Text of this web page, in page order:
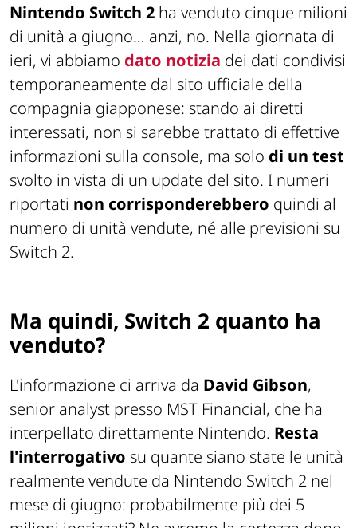
Nintendo Switch 2 ha venduto cinque milioni
di unità a giugno… anzi, no. Nella giornata di
ieri, vi abbiamo dato notizia dei dati condivisi
temporaneamente dal sito ufficiale della
compagnia giapponese: stando ai diretti
interessati, non si sarebbe trattato di effettive
informazioni sulla console, ma solo di un test
svolto in vista di un update del sito. I numeri
riportati non corrisponderebbero quindi al
numero di unità vendute, né alle previsioni su
Switch 2.
Ma quindi, Switch 2 quanto ha
venduto?
L'informazione ci arriva da David Gibson,
senior analyst presso MST Financial, che ha
interpellato direttamente Nintendo. Resta
l'interrogativo su quante siano state le unità
realmente vendute da Nintendo Switch 2 nel
mese di giugno: probabilmente più dei 5